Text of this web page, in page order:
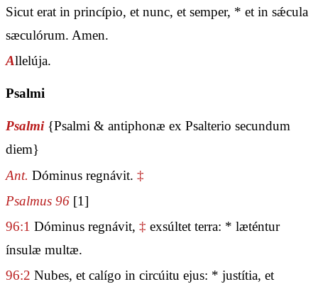
Sicut erat in princípio, et nunc, et semper, * et in sǽcula
sæculórum. Amen.
Allelúja.
Psalmi
Psalmi {Psalmi & antiphonæ ex Psalterio secundum
diem}
Ant. Dóminus regnávit. ‡
Psalmus 96 [1]
96:1 Dóminus regnávit, ‡ exsúltet terra: * læténtur
ínsulæ multæ.
96:2 Nubes, et calígo in circúitu ejus: * justítia, et